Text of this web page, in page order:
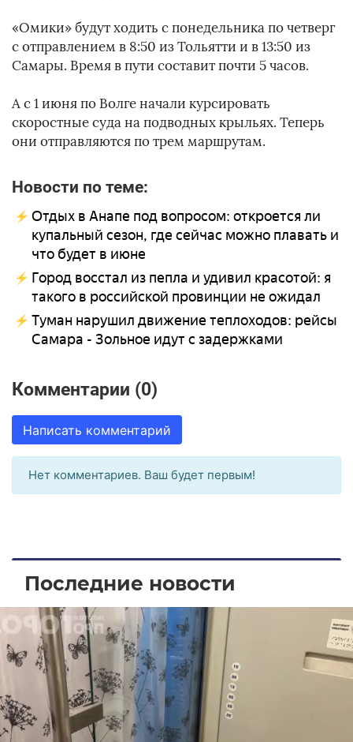
«Омики» будут ходить с понедельника по четверг
с отправлением в 8:50 из Тольятти и в 13:50 из
Самары. Время в пути составит почти 5 часов.
А с 1 июня по Волге начали курсировать
скоростные суда на подводных крыльях. Теперь
они отправляются по трем маршрутам.
Новости по теме:
Отдых в Анапе под вопросом: откроется ли
купальный сезон, где сейчас можно плавать и
что будет в июне
Город восстал из пепла и удивил красотой: я
такого в российской провинции не ожидал
Туман нарушил движение теплоходов: рейсы
Самара - Зольное идут с задержками
Комментарии (0)
Написать комментарий
Нет комментариев. Ваш будет первым!
Последние новости